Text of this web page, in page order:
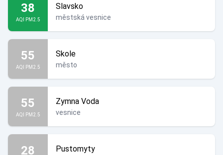
38
AQI PM2.5
Slavsko
městská vesnice
55
AQI PM2.5
Skole
město
55
AQI PM2.5
Zymna Voda
vesnice
28 Pustomyty